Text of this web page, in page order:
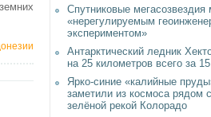
Спутниковые мегасозвездия
«нерегулируемым
экспериментом»
Антарктический ледник
на 25 километров всего за
Ярко-синие «калийные
заметили из космоса рядом
зелёной рекой Колорадо